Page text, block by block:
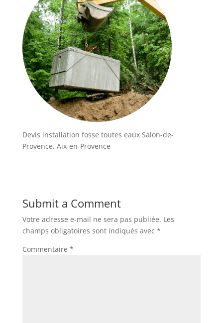
Devis installation fosse toutes eaux Salon-de-
Provence, Aix-en-Provence
Submit a Comment
Votre adresse e-mail ne sera pas publiée. Les
champs obligatoires sont indiqués avec *
Commentaire *